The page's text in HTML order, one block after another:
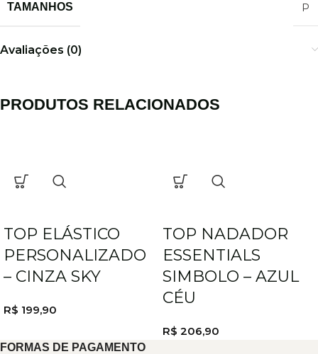
TAMANHOS P
Avaliações (0)
PRODUTOS RELACIONADOS
TOP ELÁSTICO
PERSONALIZADO
– CINZA SKY
R$ 199,90
TOP NADADOR
ESSENTIALS
SIMBOLO – AZUL
CÉU
R$ 206,90
FORMAS DE PAGAMENTO